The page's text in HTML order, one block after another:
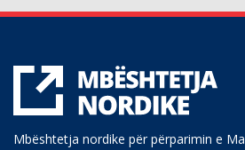
Mbështetja nordike për përparimin e